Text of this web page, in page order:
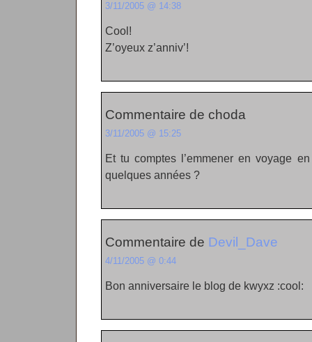
3/11/2005 @ 14:38
Cool!
Z’oyeux z’anniv’!
Commentaire de choda
3/11/2005 @ 15:25
Et tu comptes l’emmener en voyage
quelques années ?
Commentaire de Devil_Dave
4/11/2005 @ 0:44
Bon anniversaire le blog de kwyxz :cool: